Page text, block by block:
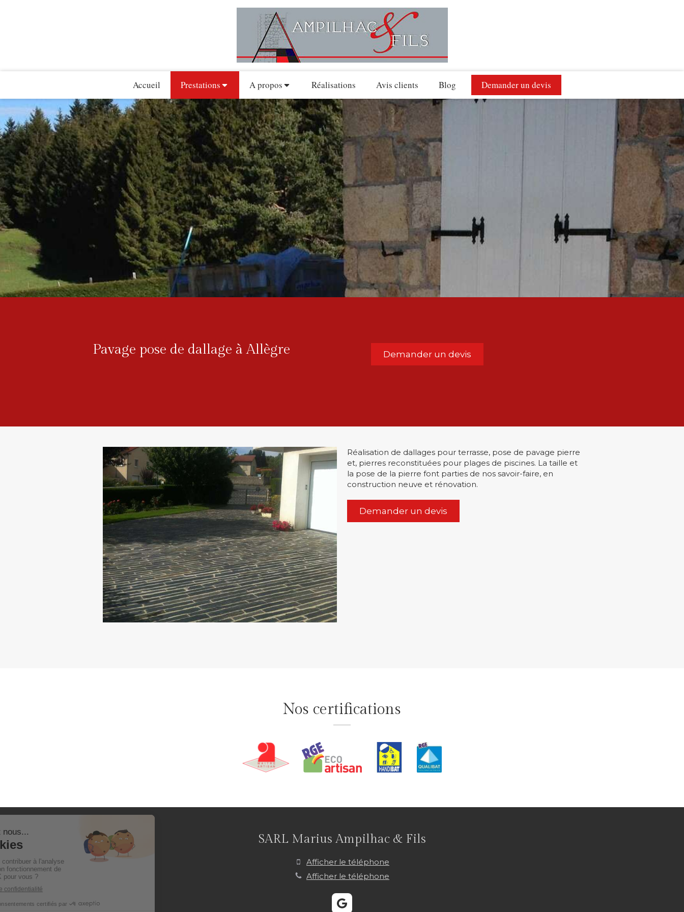
Accueil Prestations A propos Réalisations Avis clients Blog Demander un devis
Pavage pose de dallage à Allègre Demander un devis
Réalisation de dallages pour terrasse, pose de pavage pierre
et, pierres reconstituées pour plages de piscines. La taille et
la pose de la pierre font parties de nos savoir-faire, en
construction neuve et rénovation.
Demander un devis
Nos certifications
SARL Marius Ampilhac & Fils
Afficher le téléphone
Afficher le téléphone